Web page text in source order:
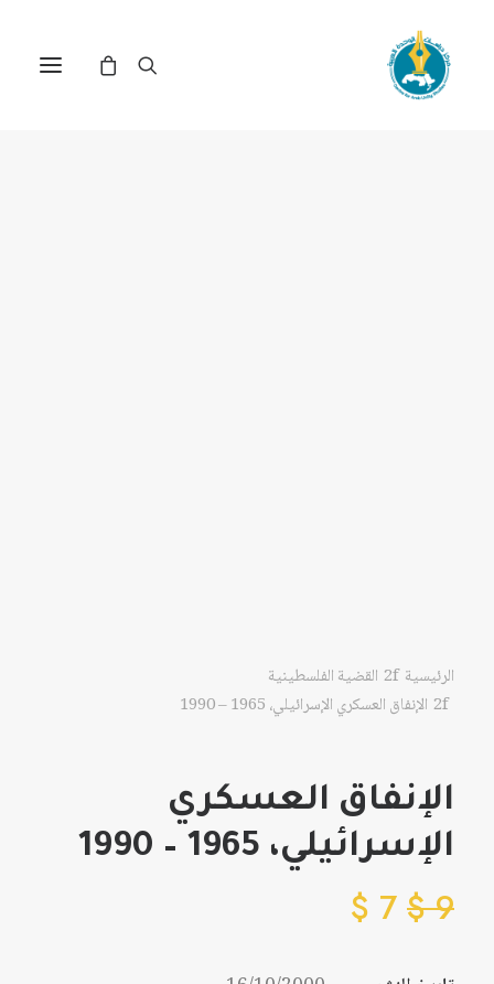
الرئيسية
القضية الفلسطينية
الإنفاق العسكري الإسرائيلي، 1965 – 1990
الإنفاق العسكري
الإسرائيلي، 1965 – 1990
9
$
7
$